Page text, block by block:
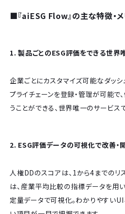
■『aiESG Flow』の主な特徴・メ
1. 製品ごとのESG評価をできる世界
企業ごとにカスタマイズ可能なダッ
プライチェーンを登録・管理が可能で
うことができる、世界唯一のサービスで
2. ESG評価データの可視化で改善・
人権DDのスコアは、1から4までのリ
は、産業平均比較の指標データを用
定量データで可視化。わかりやすい